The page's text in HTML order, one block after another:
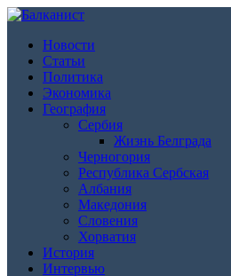
Новости
Статьи
Политика
Экономика
География
Сербия
Жизнь Белграда
Черногория
Республика Сербская
Албания
Македония
Словения
Хорватия
История
Интервью